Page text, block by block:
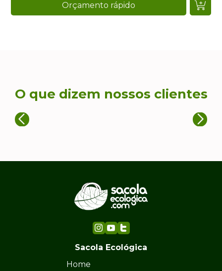
Orçamento rápido
O que dizem nossos clientes
Sacola Ecológica
Home